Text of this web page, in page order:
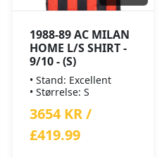
1988-89 AC MILAN
HOME L/S SHIRT -
9/10 - (S)
• Stand: Excellent
• Størrelse: S
3654 KR /
£419.99